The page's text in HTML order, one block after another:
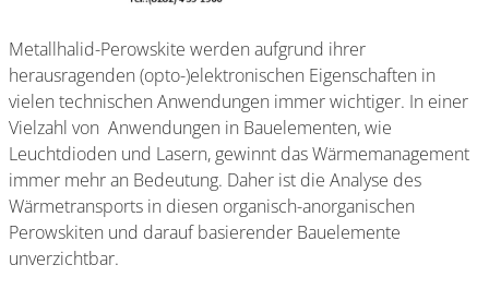
Metallhalid-Perowskite werden aufgrund ihrer
herausragenden (opto-)elektronischen Eigenschaften in
vielen technischen Anwendungen immer wichtiger. In einer
Vielzahl von Anwendungen in Bauelementen, wie
Leuchtdioden und Lasern, gewinnt das Wärmemanagement
immer mehr an Bedeutung. Daher ist die Analyse des
Wärmetransports in diesen organisch-anorganischen
Perowskiten und darauf basierender Bauelemente
unverzichtbar.